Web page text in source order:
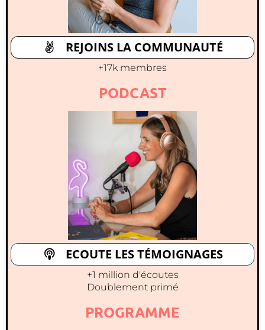
REJOINS LA COMMUNAUTÉ
+17k membres
PODCAST
ECOUTE LES TÉMOIGNAGES
+1 million d'écoutes
Doublement primé
PROGRAMME